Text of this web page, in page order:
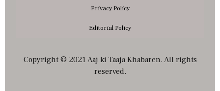
Privacy Policy
Editorial Policy
Copyright © 2021 Aaj ki Taaja Khabaren. All rights
reserved.